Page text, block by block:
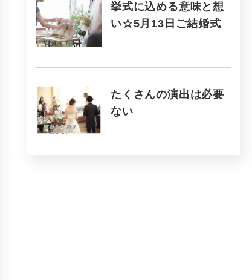
挙式に込める意味と想
い☆5月13日ご結婚式
たくさんの演出は必要
ない